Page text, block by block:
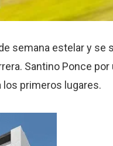
semana estelar y se
Santino Ponce por
los primeros lugares.